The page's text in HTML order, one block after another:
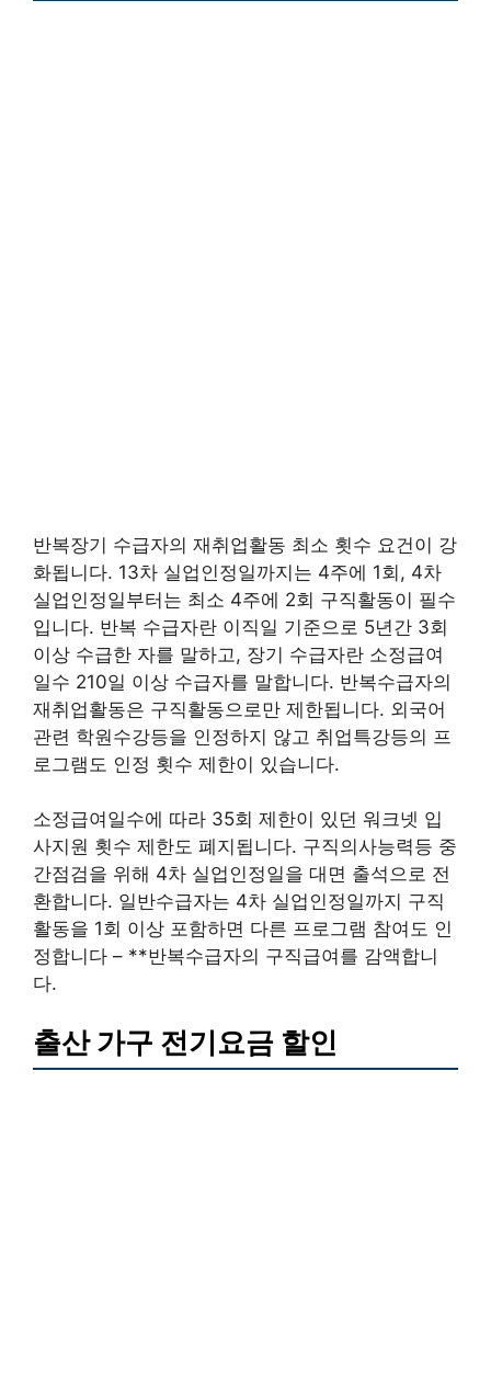
반복장기 수급자의 재취업활동 최소 횟수 요건이 강
화됩니다. 13차 실업인정일까지는 4주에 1회, 4차
실업인정일부터는 최소 4주에 2회 구직활동이 필수
입니다. 반복 수급자란 이직일 기준으로 5년간 3회
이상 수급한 자를 말하고, 장기 수급자란 소정급여
일수 210일 이상 수급자를 말합니다. 반복수급자의
재취업활동은 구직활동으로만 제한됩니다. 외국어
관련 학원수강등을 인정하지 않고 취업특강등의 프
로그램도 인정 횟수 제한이 있습니다.
소정급여일수에 따라 35회 제한이 있던 워크넷 입
사지원 횟수 제한도 폐지됩니다. 구직의사능력등 중
간점검을 위해 4차 실업인정일을 대면 출석으로 전
환합니다. 일반수급자는 4차 실업인정일까지 구직
활동을 1회 이상 포함하면 다른 프로그램 참여도 인
정합니다 – **반복수급자의 구직급여를 감액합니
다.
출산 가구 전기요금 할인